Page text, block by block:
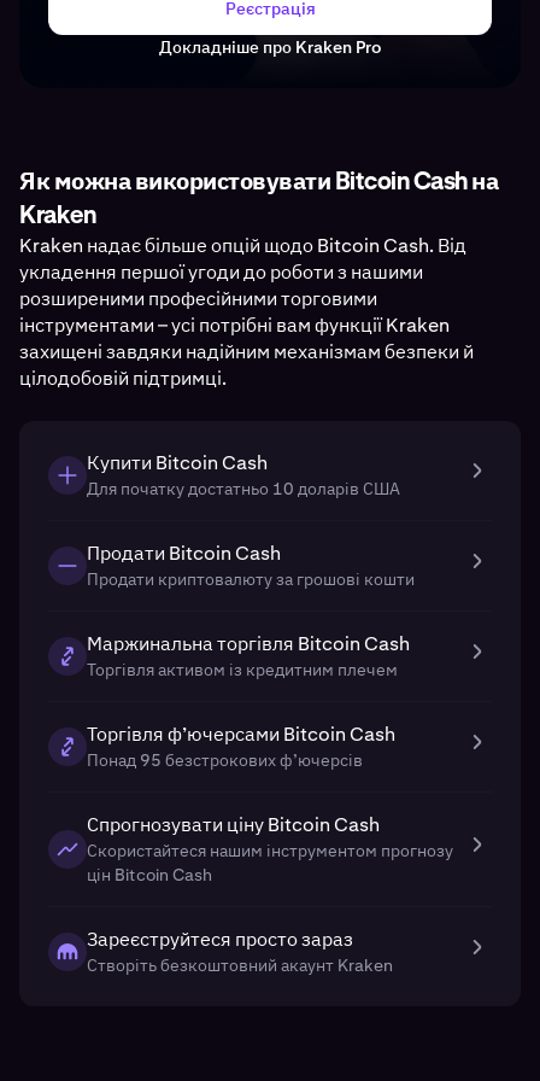
Реєстрація
Докладніше про Kraken Pro
Як можна використовувати Bitcoin Cash на
Kraken
Kraken надає більше опцій щодо Bitcoin Cash. Від
укладення першої угоди до роботи з нашими
розширеними професійними торговими
інструментами – усі потрібні вам функції Kraken
захищені завдяки надійним механізмам безпеки й
цілодобовій підтримці.
Купити Bitcoin Cash
Для початку достатньо 10 доларів США
Продати Bitcoin Cash
Продати криптовалюту за грошові кошти
Маржинальна торгівля Bitcoin Cash
Торгівля активом із кредитним плечем
Торгівля ф’ючерсами Bitcoin Cash
Понад 95 безстрокових ф’ючерсів
Спрогнозувати ціну Bitcoin Cash
Скористайтеся нашим інструментом прогнозу
цін Bitcoin Cash
Зареєструйтеся просто зараз
Створіть безкоштовний акаунт Kraken